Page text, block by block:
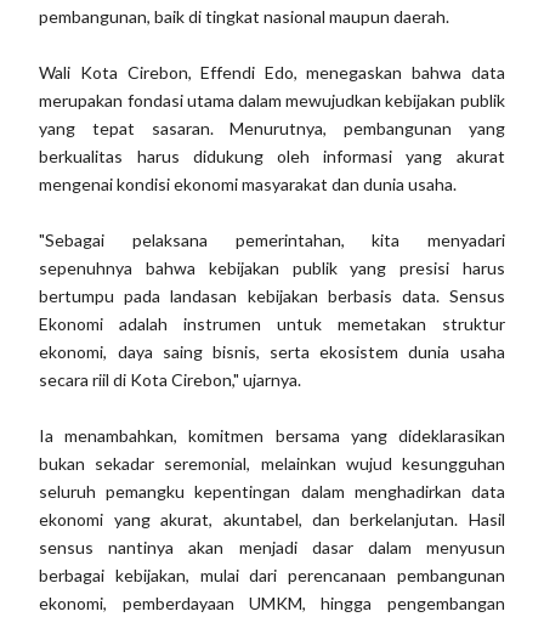
pembangunan, baik di tingkat nasional maupun daerah.
Wali Kota Cirebon, Effendi Edo, menegaskan bahwa data
merupakan fondasi utama dalam mewujudkan kebijakan publik
yang tepat sasaran. Menurutnya, pembangunan yang
berkualitas harus didukung oleh informasi yang akurat
mengenai kondisi ekonomi masyarakat dan dunia usaha.
"Sebagai pelaksana pemerintahan, kita menyadari
sepenuhnya bahwa kebijakan publik yang presisi harus
bertumpu pada landasan kebijakan berbasis data. Sensus
Ekonomi adalah instrumen untuk memetakan struktur
ekonomi, daya saing bisnis, serta ekosistem dunia usaha
secara riil di Kota Cirebon," ujarnya.
Ia menambahkan, komitmen bersama yang dideklarasikan
bukan sekadar seremonial, melainkan wujud kesungguhan
seluruh pemangku kepentingan dalam menghadirkan data
ekonomi yang akurat, akuntabel, dan berkelanjutan. Hasil
sensus nantinya akan menjadi dasar dalam menyusun
berbagai kebijakan, mulai dari perencanaan pembangunan
ekonomi, pemberdayaan UMKM, hingga pengembangan